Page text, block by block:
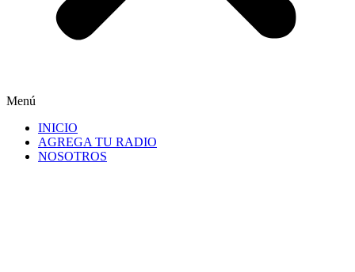
Menú
INICIO
AGREGA TU RADIO
NOSOTROS